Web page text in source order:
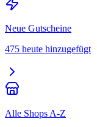
Neue Gutscheine
475 heute hinzugefügt
Alle Shops A-Z